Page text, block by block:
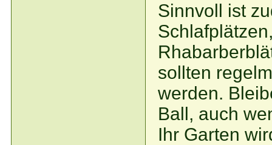
Sinnvoll ist
sollten
werden.
Ball, auch
Ihr Garten